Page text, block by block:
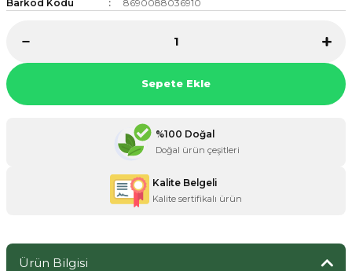
ÜRÜNLERİ
Barkod Kodu
8690088036910
Sepete Ekle
%100 Doğal
Doğal ürün çeşitleri
Kalite Belgeli
Kalite sertifikalı ürün
Ürün Bilgisi